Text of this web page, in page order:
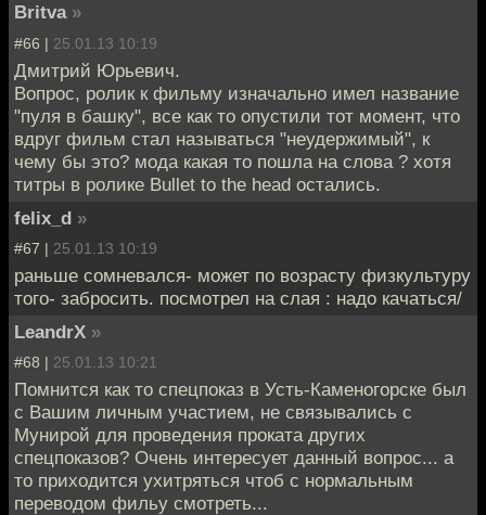
Britva »
#66 | 25.01.13 10:19
Дмитрий Юрьевич.
Вопрос, ролик к фильму изначально имел название
"пуля в башку", все как то опустили тот момент, что
вдруг фильм стал называться "неудержимый", к
чему бы это? мода какая то пошла на слова ? хотя
титры в ролике Bullet to the head остались.
felix_d »
#67 | 25.01.13 10:19
раньше сомневался- может по возрасту физкультуру
того- забросить. посмотрел на слая : надо качаться/
LeandrX »
#68 | 25.01.13 10:21
Помнится как то спецпоказ в Усть-Каменогорске был
с Вашим личным участием, не связывались с
Мунирой для проведения проката других
спецпоказов? Очень интересует данный вопрос... а
то приходится ухитряться чтоб с нормальным
переводом фильу смотреть...